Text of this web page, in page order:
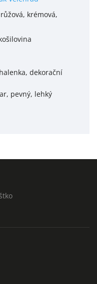
krémová,
dekorační
pevný, lehký